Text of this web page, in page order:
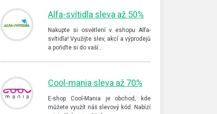
Alfa-svítidla sleva až 50%
Nakupte si osvětlení v eshopu Alfa-
svítidla! Využijte slev, akcí a výprodejů
a pořiďte si do vaší…
Cool-mania sleva až 70%
E-shop Cool-Mania je obchod, kde
můžete využít náš slevový kód. Nabízí